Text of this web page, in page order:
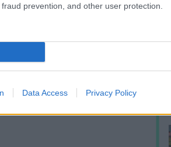
prevention, and other user protection.
Data Access Privacy Policy